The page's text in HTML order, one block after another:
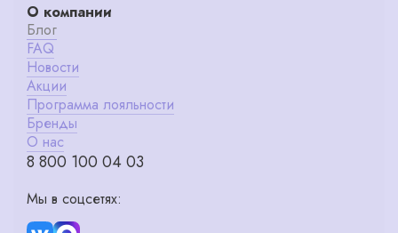
О компании
Блог
FAQ
Новости
Акции
Программа лояльности
Бренды
О нас
8 800 100 04 03
Мы в соцсетях: